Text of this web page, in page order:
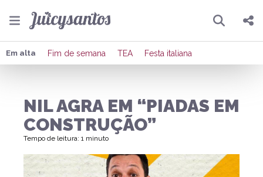
Pesquisar
Compartilhar
Enviar por Whatsapp
Publicar no X
Em alta Fim de semana TEA Festa italiana
NIL AGRA EM “PIADAS EM
CONSTRUÇÃO”
Tempo de leitura: 1 minuto